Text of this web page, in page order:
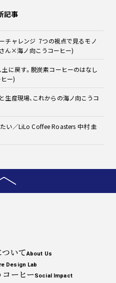
記事
チャレンジ 7つの視点で見るモノ
ん×海ノ向こうコーヒー)
土に戻す。脱炭素コーヒーのはなし
ー)
生産現場、これからの海ノ向こうコ
い／LiLo Coffee Roasters 中村 圭
いてAbout Us
Design Lab
ーヒーSocial Impact